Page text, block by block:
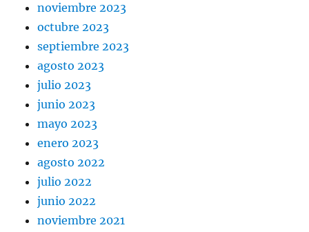
noviembre 2023
octubre 2023
septiembre 2023
agosto 2023
julio 2023
junio 2023
mayo 2023
enero 2023
agosto 2022
julio 2022
junio 2022
noviembre 2021